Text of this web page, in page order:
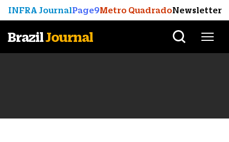
INFRA JournalPage9Metro QuadradoNewsletter
BrazilJournal